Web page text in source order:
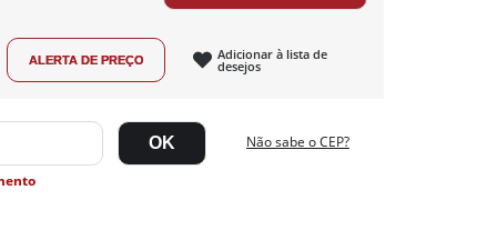
Adicionar à lista de
desejos
Não sabe o CEP?